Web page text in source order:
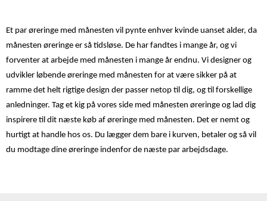
Et par øreringe med månesten vil pynte enhver kvinde uanset alder, da
månesten øreringe er så tidsløse. De har fandtes i mange år, og vi
forventer at arbejde med månesten i mange år endnu. Vi designer og
udvikler løbende øreringe med månesten for at være sikker på at
ramme det helt rigtige design der passer netop til dig, og til forskellige
anledninger. Tag et kig på vores side med månesten øreringe og lad dig
inspirere til dit næste køb af øreringe med månesten. Det er nemt og
hurtigt at handle hos os. Du lægger dem bare i kurven, betaler og så vil
du modtage dine øreringe indenfor de næste par arbejdsdage.